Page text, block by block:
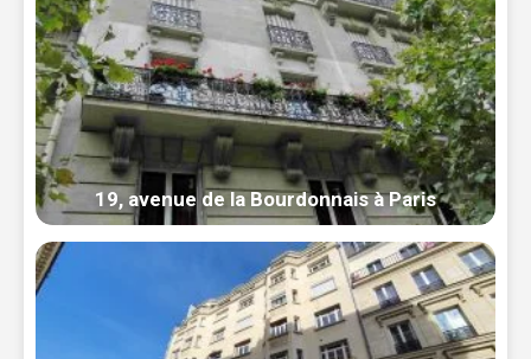
19, avenue de la Bourdonnais à Paris